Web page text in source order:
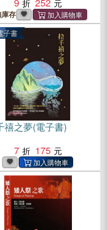
庫存
子書
禧之夢(電子書)
7
175